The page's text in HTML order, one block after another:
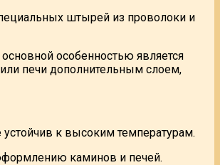
штырей из проволоки и
особенностью является
печи дополнительным слоем,
к высоким температурам.
каминов и печей.